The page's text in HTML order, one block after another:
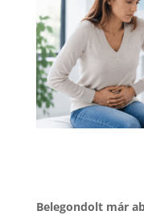
Belegondolt már